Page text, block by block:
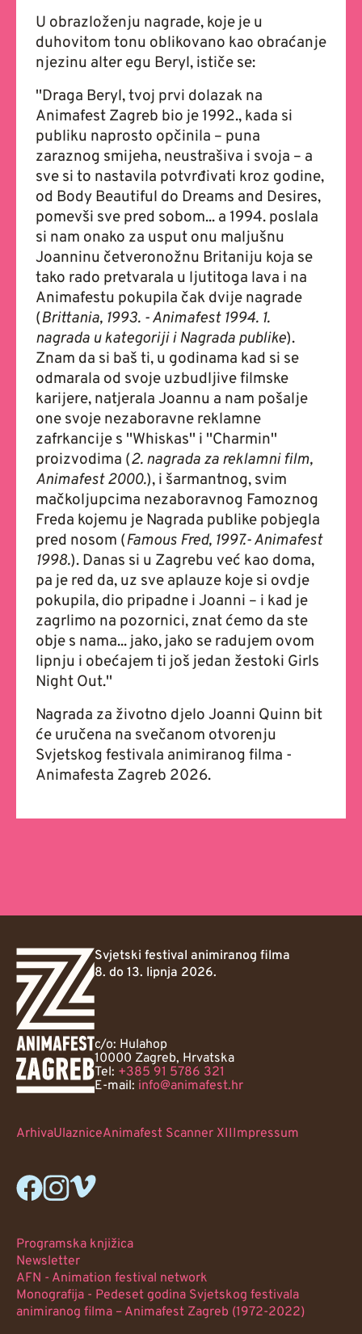
U obrazloženju nagrade, koje je u
duhovitom tonu oblikovano kao obraćanje
njezinu alter egu Beryl, ističe se:
''Draga Beryl, tvoj prvi dolazak na
Animafest Zagreb bio je 1992., kada si
publiku naprosto opčinila – puna
zaraznog smijeha, neustrašiva i svoja – a
sve si to nastavila potvrđivati kroz godine,
od Body Beautiful do Dreams and Desires,
pomevši sve pred sobom... a 1994. poslala
si nam onako za usput onu maljušnu
Joanninu četveronožnu Britaniju koja se
tako rado pretvarala u ljutitoga lava i na
Animafestu pokupila čak dvije nagrade
(Brittania, 1993. - Animafest 1994. 1.
nagrada u kategoriji i Nagrada publike).
Znam da si baš ti, u godinama kad si se
odmarala od svoje uzbudljive filmske
karijere, natjerala Joannu a nam pošalje
one svoje nezaboravne reklamne
zafrkancije s ''Whiskas'' i ''Charmin''
proizvodima (2. nagrada za reklamni film,
Animafest 2000.), i šarmantnog, svim
mačkoljupcima nezaboravnog Famoznog
Freda kojemu je Nagrada publike pobjegla
pred nosom (Famous Fred, 1997.- Animafest
1998.). Danas si u Zagrebu već kao doma,
pa je red da, uz sve aplauze koje si ovdje
pokupila, dio pripadne i Joanni – i kad je
zagrlimo na pozornici, znat ćemo da ste
obje s nama... jako, jako se radujem ovom
lipnju i obećajem ti još jedan žestoki Girls
Night Out.''
Nagrada za životno djelo Joanni Quinn bit
će uručena na svečanom otvorenju
Svjetskog festivala animiranog filma -
Animafesta Zagreb 2026.
Svjetski festival animiranog filma
8. do 13. lipnja 2026.
c/o: Hulahop
10000 Zagreb, Hrvatska
Tel: +385 91 5786 321
E-mail: info@animafest.hr
ArhivaUlazniceAnimafest Scanner XIIImpressum
Programska knjižica
Newsletter
AFN - Animation festival network
Monografija - Pedeset godina Svjetskog festivala
animiranog filma – Animafest Zagreb (1972-2022)